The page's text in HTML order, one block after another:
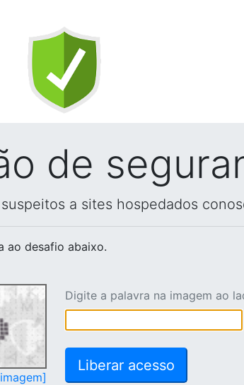
de
a sites hospedados
ao desafio abaixo.
Digite a palavra na imagem ao